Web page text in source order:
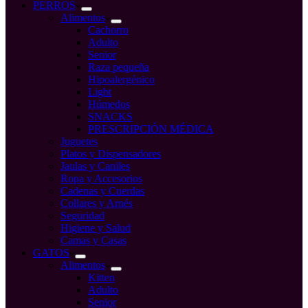
compraPERROS
Alimentos
Cachorro
Adulto
Senior
Raza pequeña
Hipoalergénico
Light
Húmedos
SNACKS
PRESCRIPCIÓN MÉDICA
Juguetes
Platos y Dispensadores
Jaulas y Caniles
Ropa y Accesorios
Cadenas y Cuerdas
Collares y Arnés
Seguridad
Higiene y Salud
Camas y Casas
GATOS
Alimentos
Kitten
Adulto
Senior